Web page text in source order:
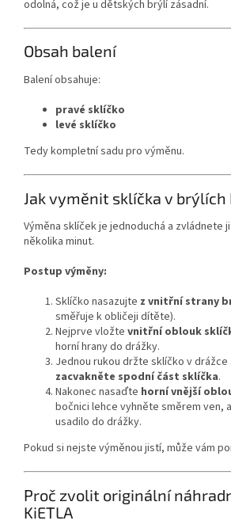
odolná, což je u dětských brýlí zásadní.
Obsah balení
Baleníobsahuje:
pravé sklíčko
levé sklíčko
Tedykompletnísadu pro výměnu.
Jakvyměnit sklíčka v brýlích
Výměna sklíčekje jednoduchá a zvládnete ji
několika minut.
Postup výměny:
Sklíčko nasazujte z vnitřnístrany
směřuje kobličeji dítěte).
Nejprve vložte vnitřníoblouk
horníhranydo drážky.
Jednou rukou držte sklíčko vdrážce
zacvakněte spodníčást sklíčka.
Nakonec nasaďte hornívnější
bočnici lehce vyhněte směrem ven,
usadilo do drážky.
Pokud si nejste výměnou jistí, může vám
Proč zvolit originální
KiETLA